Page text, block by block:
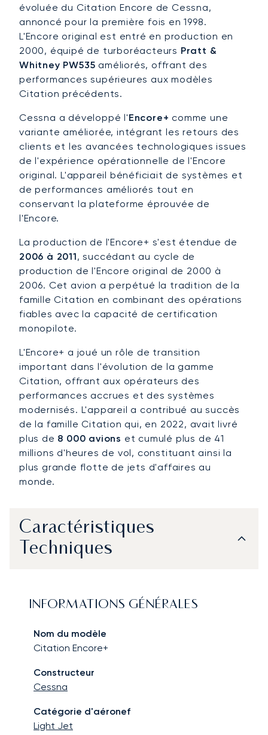
évoluée du Citation Encore de Cessna,
annoncé pour la première fois en 1998.
L'Encore original est entré en production en
2000, équipé de turboréacteurs Pratt &
Whitney PW535 améliorés, offrant des
performances supérieures aux modèles
Citation précédents.
Cessna a développé l'Encore+ comme une
variante améliorée, intégrant les retours des
clients et les avancées technologiques issues
de l'expérience opérationnelle de l'Encore
original. L'appareil bénéficiait de systèmes et
de performances améliorés tout en
conservant la plateforme éprouvée de
l'Encore.
La production de l'Encore+ s'est étendue de
2006 à 2011, succédant au cycle de
production de l'Encore original de 2000 à
2006. Cet avion a perpétué la tradition de la
famille Citation en combinant des opérations
fiables avec la capacité de certification
monopilote.
L'Encore+ a joué un rôle de transition
important dans l'évolution de la gamme
Citation, offrant aux opérateurs des
performances accrues et des systèmes
modernisés. L'appareil a contribué au succès
de la famille Citation qui, en 2022, avait livré
plus de 8 000 avions et cumulé plus de 41
millions d'heures de vol, constituant ainsi la
plus grande flotte de jets d'affaires au
monde.
Caractéristiques
Techniques
INFORMATIONS GÉNÉRALES
Nom du modèle
Citation Encore+
Constructeur
Cessna
Catégorie d'aéronef
Light Jet